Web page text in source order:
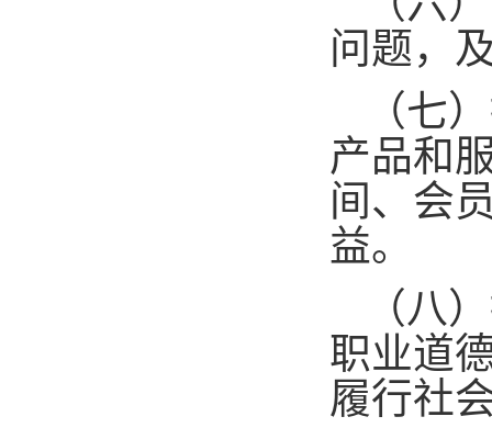
问题，
（七
产品和
间、会
益。
（八
职业道
履行社